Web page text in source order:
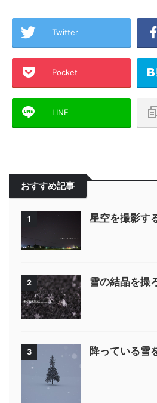
Twitter
Pocket
LINE
おすすめ記事
1 星空を撮影す
2 雪の結晶を撮
3 降っている雪